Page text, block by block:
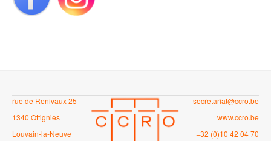
rue de Renivaux 25
1340 Ottignies
Louvain-la-Neuve
secretariat@ccro.be
www.ccro.be
+32 (0)10 42 04 70